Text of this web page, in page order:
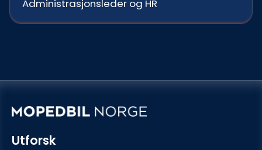
Administrasjonsleder og HR
Utforsk